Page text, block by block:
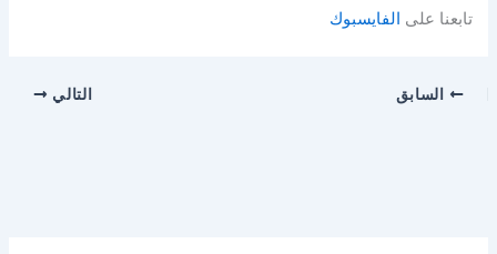
تابعنا على الفايسبوك
السابق التالي